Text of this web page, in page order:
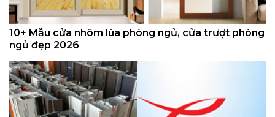
10+ Mẫu cửa nhôm lùa phòng ngủ, cửa trượt phòng
ngủ đẹp 2026